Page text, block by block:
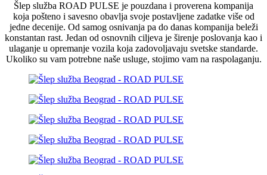
Šlep služba ROAD PULSE je pouzdana i proverena kompanija
koja pošteno i savesno obavlja svoje postavljene zadatke više od
jedne decenije. Od samog osnivanja pa do danas kompanija beleži
konstantan rast. Jedan od osnovnih ciljeva je širenje poslovanja kao i
ulaganje u opremanje vozila koja zadovoljavaju svetske standarde.
Ukoliko su vam potrebne naše usluge, stojimo vam na raspolaganju.